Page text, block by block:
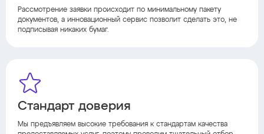
Рассмотрение заявки происходит по минимальному пакету
документов, а инновационный сервис позволит сделать это, не
подписывая никаких бумаг.
Стандарт доверия
Мы предъявляем высокие требования к стандартам качества